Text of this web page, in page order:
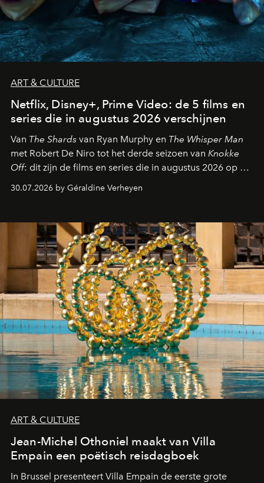
ART & CULTURE
Netflix, Disney+, Prime Video: de 5 films en
series die in augustus 2026 verschijnen
Van The Shards van Ryan Murphy en The Whisper Man
met Robert De Niro tot het derde seizoen van Knokke
Off: dit zijn de films en series die in augustus 2026 op de
streamingplatformen verschijnen.
30.07.2026 by Géraldine Verheyen
ART & CULTURE
Jean-Michel Othoniel maakt van Villa
Empain een poëtisch reisdagboek
In Brussel presenteert Villa Empain de eerste grote